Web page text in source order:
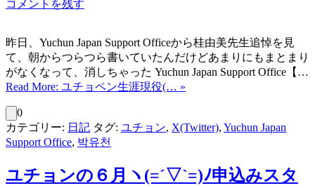
コメントを残す
昨日、Yuchun Japan Support Officeから桂由美先生追悼を見
て、朝からつらつら書いていたんだけどあまりにもまとまり
がなくなって、消しちゃった Yuchun Japan Support Office【…
Read More: ユチョペン生涯現役(… »
0
カテゴリー: 日記 タグ: ユチョン, X(Twitter), Yuchun Japan
Support Office, 박유천
ユチョンの６月ヽ(=´▽`=)ﾉ申込みスタ